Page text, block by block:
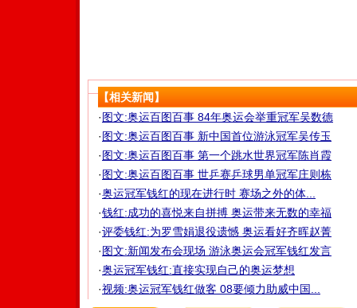
【相关新闻】
·图文:奥运百图百事 84年奥运会举重冠军吴数德
·图文:奥运百图百事 新中国首位游泳冠军吴传玉
·图文:奥运百图百事 第一个跳水世界冠军陈肖霞
·图文:奥运百图百事 世乒赛乒球男单冠军庄则栋
·奥运冠军钱红的现在进行时 赛场之外的体...
·钱红:成功的喜悦来自拼搏 奥运带来无数的幸福
·评委钱红:为罗雪娟退役遗憾 奥运看好齐晖赵菁
·图文:新闻发布会现场 游泳奥运会冠军钱红发言
·奥运冠军钱红:直接实现自己的奥运梦想
·视频:奥运冠军钱红做客 08要倾力助威中国...